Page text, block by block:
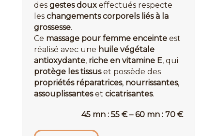
des gestes douxeffectués respecte
les changements corporels liés à la
grossesse.
Ce massage pour femme enceinteest
réalisé avec une huile végétale
antioxydante, riche en vitamine E, qui
protège les tissuset possède des
propriétés réparatrices, nourrissantes,
assouplissanteset cicatrisantes.
45 mn : 55 € – 60 mn : 70 €